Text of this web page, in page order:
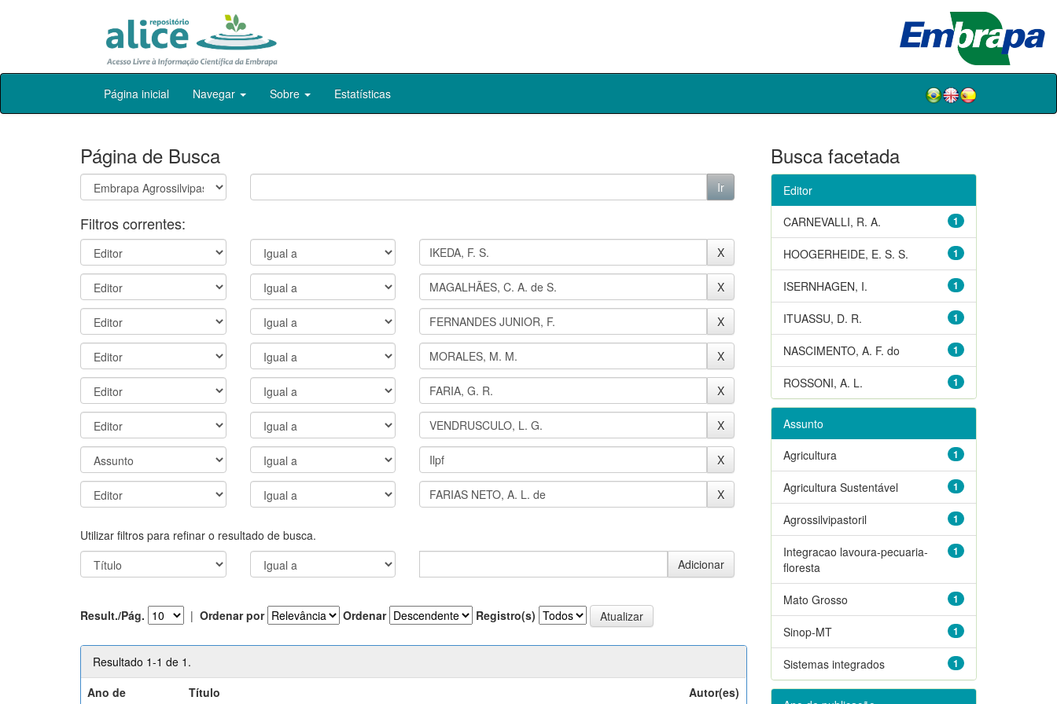
Skip
Página inicial Navegar Sobre Estatísticas
Página de Busca
Filtros correntes:
Utilizar filtros para refinar o resultado de busca.
Result./Pág. | Ordenar por Ordenar Registro(s)
Resultado 1-1 de 1.
Ano de
Título Autor(es)
Busca facetada
Editor
1
CARNEVALLI, R. A.
1
HOOGERHEIDE, E. S. S.
1
ISERNHAGEN, I.
1
ITUASSU, D. R.
1
NASCIMENTO, A. F. do
1
ROSSONI, A. L.
Assunto
1
Agricultura
1
Agricultura Sustentável
1
Agrossilvipastoril
1
Integracao lavoura-pecuaria-
floresta
1
Mato Grosso
1
Sinop-MT
1
Sistemas integrados